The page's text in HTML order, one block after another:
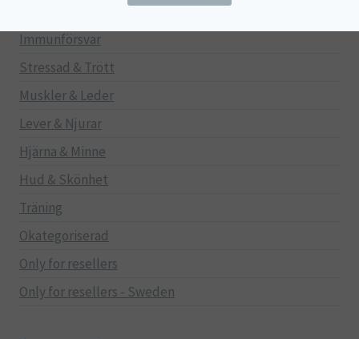
Immunförsvar
Stressad & Trött
Muskler & Leder
Lever & Njurar
Hjärna & Minne
Hud & Skönhet
Träning
Okategoriserad
Only for resellers
Only for resellers - Sweden